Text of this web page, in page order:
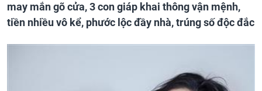
may mắn gõ cửa, 3 con giáp khai thông vận mệnh,
tiền nhiều vô kể, phước lộc đầy nhà, trúng số độc đắc